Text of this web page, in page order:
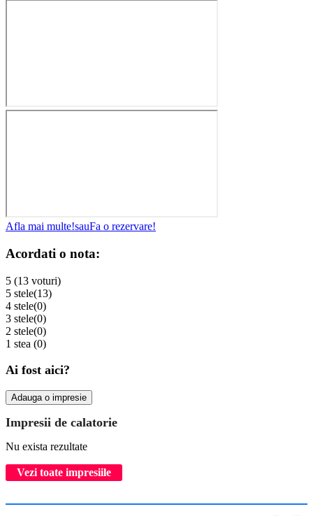
Afla mai multe!sauFa o rezervare!
Acordati o nota:
5 (13 voturi)
5 stele(13)
4 stele(0)
3 stele(0)
2 stele(0)
1 stea (0)
Ai fost aici?
Adauga o impresie
Impresii de calatorie
Nu exista rezultate
Vezi toate impresiile